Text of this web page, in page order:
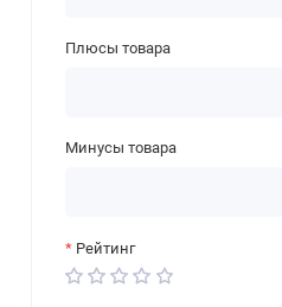
Плюсы товара
Минусы товара
Рейтинг